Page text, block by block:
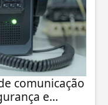
comunicação
e...